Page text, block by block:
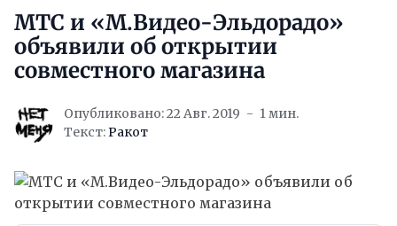
МТС и «М.Видео-Эльдорадо»
объявили об открытии
совместного магазина
Опубликовано: 22 Авг. 2019
1 мин.
Текст:Ракот